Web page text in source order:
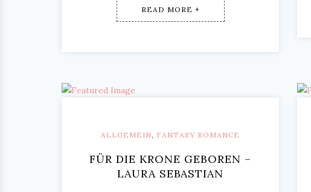
READ MORE +
ALLGEMEIN, FANTASY ROMANCE
FÜR DIE KRONE GEBOREN –
LAURA SEBASTIAN